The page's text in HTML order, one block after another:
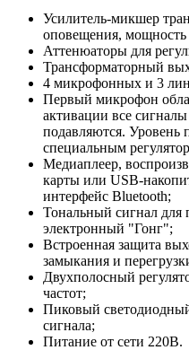
Усилитель-микшер
оповещения, мощность
Аттенюаторы для
Трансформаторный
4 микрофонных и 3
Первый микрофон
активации все
подавляются. Уровень
специальным
Медиаплеер,
карты или USB-
интерфейс Bluetooth;
Тональный сигнал для
электронный "Гонг";
Встроенная защита
замыкания и
Двухполосный
частот;
Пиковый
сигнала;
Питание от сети 220В.